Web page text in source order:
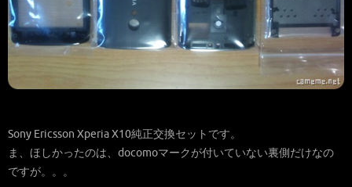
Sony Ericsson Xperia X10純正交換セットです。
ま、ほしかったのは、docomoマークが付いていない裏側だけなの
ですが。。。